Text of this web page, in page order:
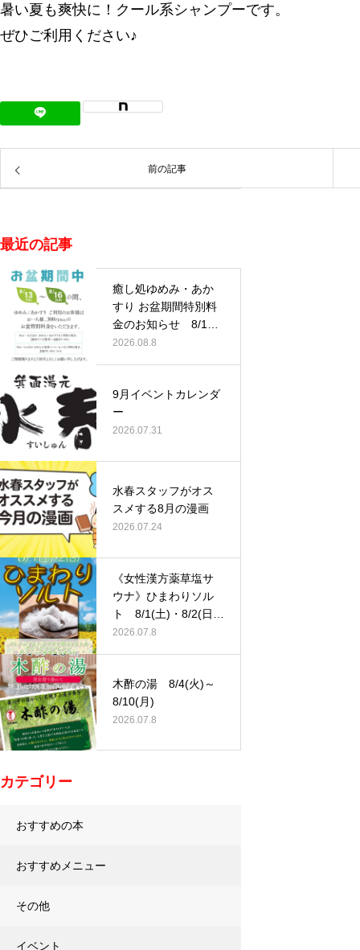
暑い夏も爽快に！クール系シャンプーです。
ぜひご利用ください♪
前の記事
最近の記事
癒し処ゆめみ・あか
すり お盆期間特別料
金のお知らせ 8/13
(木)…
2026.08.8
9月イベントカレンダ
ー
2026.07.31
水春スタッフがオス
スメする8月の漫画
2026.07.24
《女性漢方薬草塩サ
ウナ》ひまわりソル
ト 8/1(土)・8/2(日)
…
2026.07.8
木酢の湯 8/4(火)～
8/10(月)
2026.07.8
カテゴリー
おすすめの本
おすすめメニュー
その他
イベント